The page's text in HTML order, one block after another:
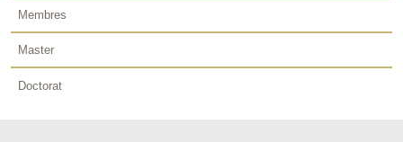
Membres
Master
Doctorat